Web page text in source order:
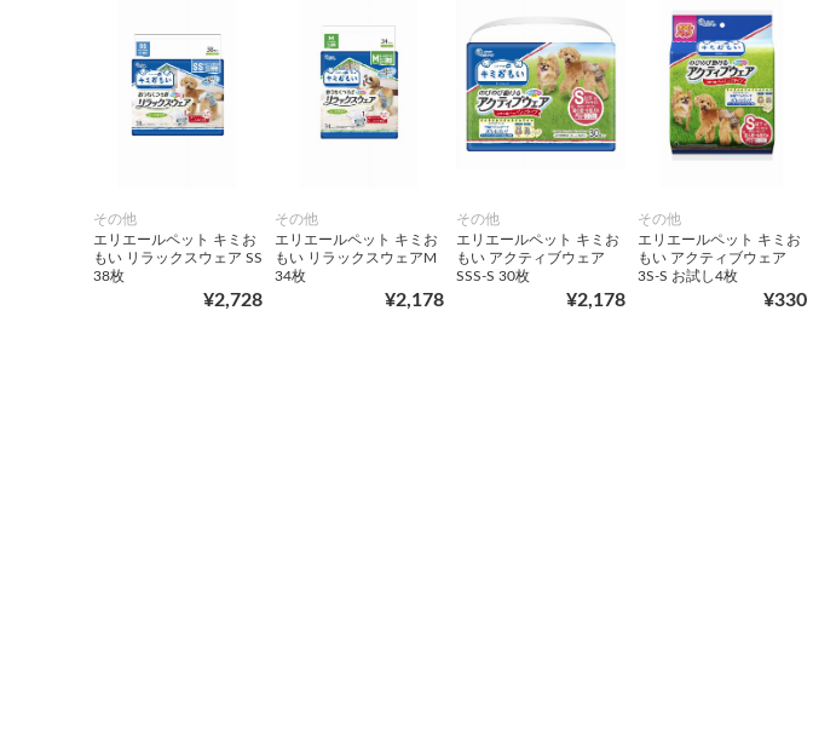
その他
エリエールペット キミお
もい リラックスウェア SS
38枚
¥2,728
その他
エリエールペット キミお
もい リラックスウェアM
34枚
¥2,178
その他
エリエールペット キミお
もい アクティブウェア
SSS‐S 30枚
¥2,178
その他
エリエールペット キミお
もい アクティブウェア
3S‐S お試し4枚
¥330